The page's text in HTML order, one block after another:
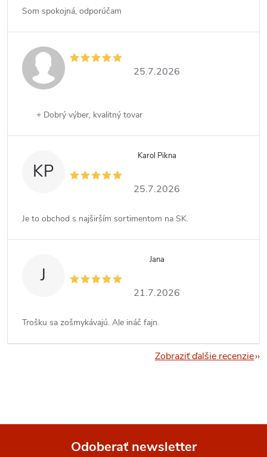
Som spokojná, odporúčam
25.7.2026
+ Dobrý výber, kvalitný tovar
KP
Karol Pikna
25.7.2026
Je to obchod s najširším sortimentom na SK.
J
Jana
21.7.2026
Trošku sa zošmykávajú. Ale ináč fajn.
Zobraziť ďalšie recenzie
Odoberať newsletter